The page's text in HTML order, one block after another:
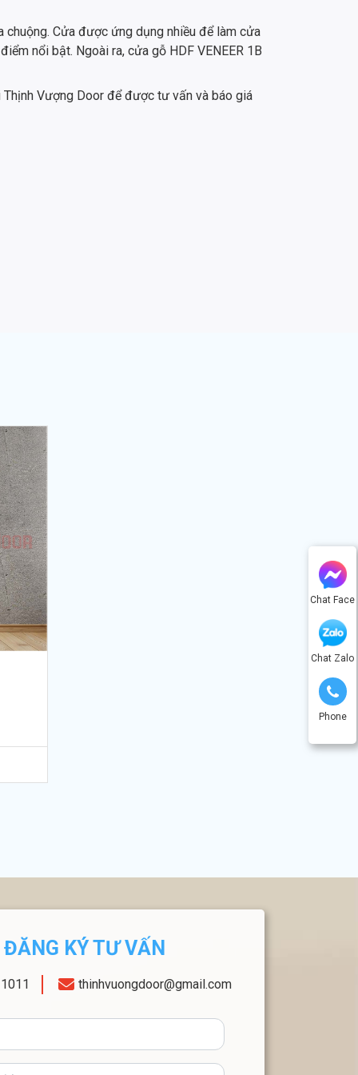
Chat Face
Chat Zalo
Phone
chuộng. Cửa được ứng dụng nhiều để làm cửa
nổi bật. Ngoài ra, cửa gỗ HDF VENEER 1B
Thịnh Vượng Door để được tư vấn và báo giá
ĐĂNG KÝ TƯ VẤN
thinhvuongdoor@gmail.com